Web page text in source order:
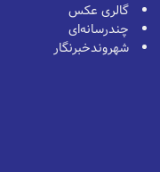
گالری عکس
چندرسانه‌ای
شهروندخبرنگار